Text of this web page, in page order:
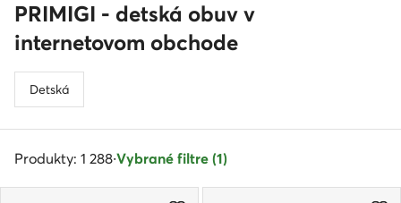
PRIMIGI - detská obuv v
internetovom obchode
Detská
Produkty: 1 288·Vybrané filtre (1)